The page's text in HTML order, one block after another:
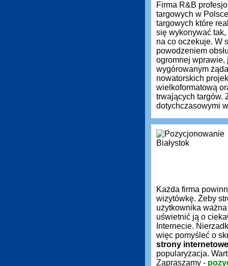
Firma R&B
targowych w
targowych które
się wykonywać tak,
na co oczekuje. W
powodzeniem
ogromnej wprawie,
wygórowanym
nowatorskich
wielkoformatową
trwających targów.
dotychczasowymi
Każda firma
wizytówkę. Żeby
użytkownika
uświetnić ją o
Internecie.
więc pomyśleć o
strony internetowe
popularyzacja.
Zapraszamy -